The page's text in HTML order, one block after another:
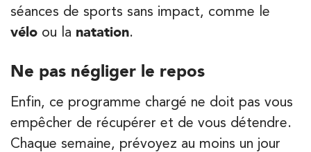
séances de sports sans impact, comme le
vélo ou la natation.
Ne pas négliger le repos
Enfin, ce programme chargé ne doit pas vous
empêcher de récupérer et de vous détendre.
Chaque semaine, prévoyez au moins un jour
PRENEZ RDV SUR
PRENEZ RDV SUR
IK Olympe Sante Antony – 92
28 Rue Velpeau 92160 Antony